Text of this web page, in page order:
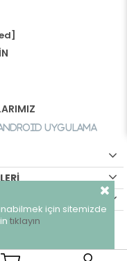
Uygulama
saklıdır.
için sitemizde
tıklayın